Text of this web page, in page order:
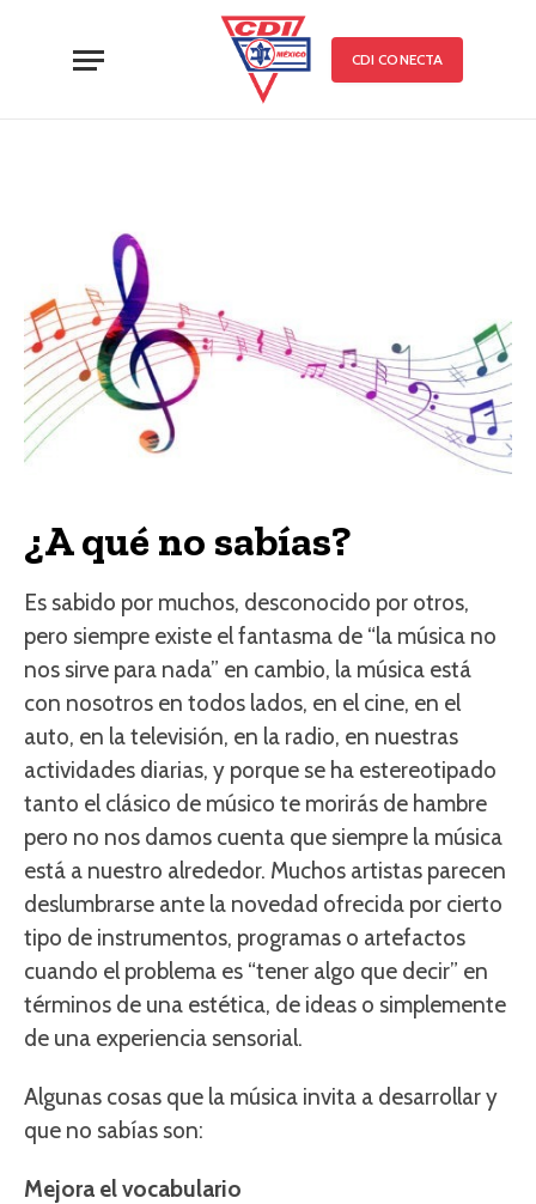
CDI CONECTA
¿A qué no sabías?
Es sabido por muchos, desconocido por otros,
pero siempre existe el fantasma de “la música no
nos sirve para nada” en cambio, la música está
con nosotros en todos lados, en el cine, en el
auto, en la televisión, en la radio, en nuestras
actividades diarias, y porque se ha estereotipado
tanto el clásico de músico te morirás de hambre
pero no nos damos cuenta que siempre la música
está a nuestro alrededor. Muchos artistas parecen
deslumbrarse ante la novedad ofrecida por cierto
tipo de instrumentos, programas o artefactos
cuando el problema es “tener algo que decir” en
términos de una estética, de ideas o simplemente
de una experiencia sensorial.
Algunas cosas que la música invita a desarrollar y
que no sabías son:
Mejora el vocabulario